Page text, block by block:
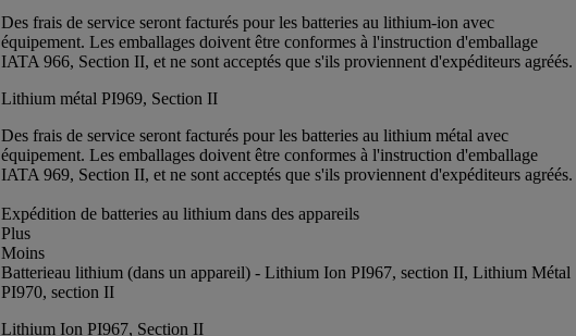
Des frais de service seront facturés pour les batteries au lithium-ion avec
équipement. Les emballages doivent être conformes à l'instruction d'emballage
IATA 966, Section II, et ne sont acceptés que s'ils proviennent d'expéditeurs agréés.
Lithium métal PI969, Section II
Des frais de service seront facturés pour les batteries au lithium métal avec
équipement. Les emballages doivent être conformes à l'instruction d'emballage
IATA 969, Section II, et ne sont acceptés que s'ils proviennent d'expéditeurs agréés.
Expédition de batteries au lithium dans des appareils
Plus
Moins
Batterieau lithium (dans un appareil) - Lithium Ion PI967, section II, Lithium Métal
PI970, section II
Lithium Ion PI967, Section II